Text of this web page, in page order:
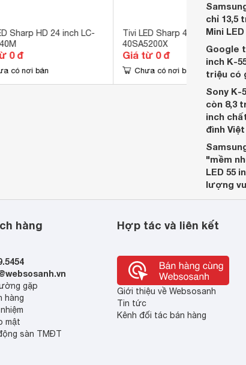
Sharp HD 24 inch LC-
0 đ
có nơi bán
Tivi LED Sharp 40 inch LC-
40SA5200X
Giá từ 0 đ
Chưa có nơi bán
chỉ 13,5
Mini
Google
inch K-
triệu có
Sony K-
còn 8,3
inch
đình Việt
"mềm
LED 55
lượng
hàng
gặp
hàng
mật
sàn TMĐT
Hợp tác và liên kết
Giới thiệu về Websosanh
Tin tức
Kênh đối tác bán hàng